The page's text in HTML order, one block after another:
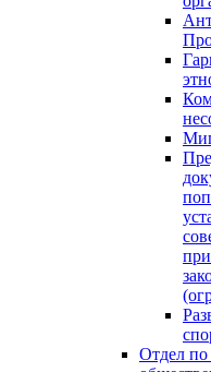
Отдел по